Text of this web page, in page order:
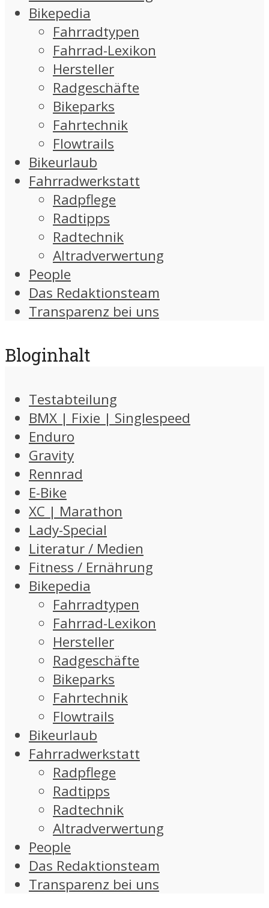
Bikepedia
Fahrradtypen
Fahrrad-Lexikon
Hersteller
Radgeschäfte
Bikeparks
Fahrtechnik
Flowtrails
Bikeurlaub
Fahrradwerkstatt
Radpflege
Radtipps
Radtechnik
Altradverwertung
People
Das Redaktionsteam
Transparenz bei uns
Bloginhalt
Testabteilung
BMX | Fixie | Singlespeed
Enduro
Gravity
Rennrad
E-Bike
XC | Marathon
Lady-Special
Literatur / Medien
Fitness / Ernährung
Bikepedia
Fahrradtypen
Fahrrad-Lexikon
Hersteller
Radgeschäfte
Bikeparks
Fahrtechnik
Flowtrails
Bikeurlaub
Fahrradwerkstatt
Radpflege
Radtipps
Radtechnik
Altradverwertung
People
Das Redaktionsteam
Transparenz bei uns